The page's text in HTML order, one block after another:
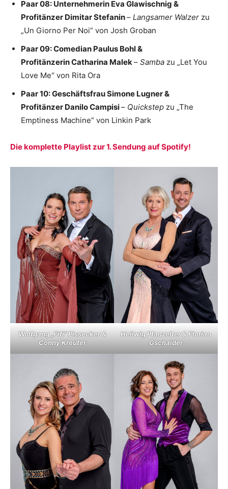
Paar 08: Unternehmerin Eva Glawischnig &
Profitänzer Dimitar Stefanin– Langsamer Walzer zu
„Un Giorno Per Noi“ von Josh Groban
Paar 09: Comedian Paulus Bohl &
Profitänzerin Catharina Malek– Samba zu „Let You
Love Me“ von Rita Ora
Paar 10: Geschäftsfrau Simone Lugner &
Profitänzer Danilo Campisi– Quickstep zu „The
Emptiness Machine“ von Linkin Park
Die komplette Playlist zur 1. Sendung auf Spotify!
Wolfgang „Fifi“ Pissecker &
Conny Kreuter
Heilwig Pfanzelter & Florian
Gschaider